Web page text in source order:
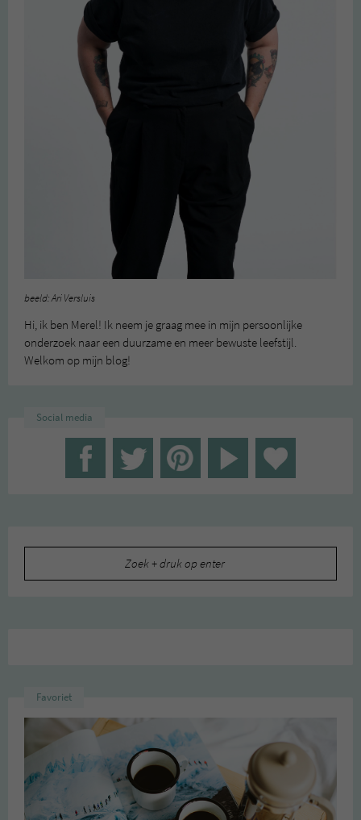
beeld: Ari Versluis
Hi, ik ben Merel! Ik neem je graag mee in mijn persoonlijke
onderzoek naar een duurzame en meer bewuste leefstijl.
Welkom op mijn blog!
Social media
Favoriet